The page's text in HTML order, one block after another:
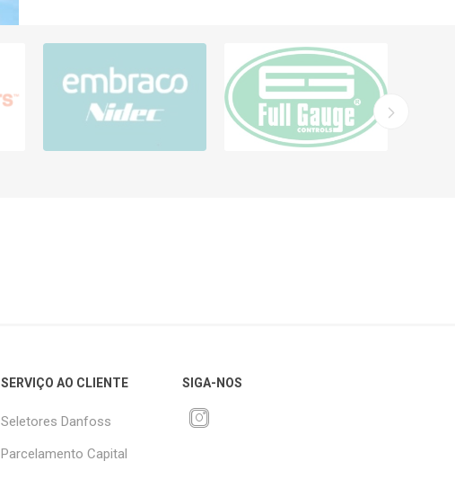
SERVIÇO AO CLIENTE
Seletores Danfoss
Parcelamento Capital
SIGA-NOS